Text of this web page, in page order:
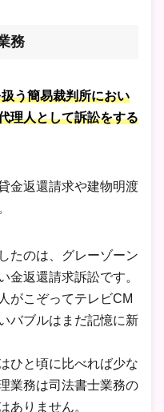
務
う簡易裁判所におい
理人として訴訟をする
金返還請求や建物明渡
たのは、グレーゾーン
金返還請求訴訟です。
がこぞってテレビCM
バブルはまだ記憶に新
ひと頃に比べれば少な
業務は司法書士業務の
ありません。